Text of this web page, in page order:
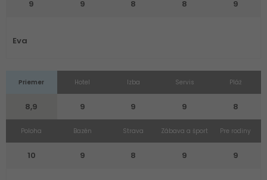
9 9 8 8 9
Eva
Priemer
8,9
Hotel
9
Izba
9
Servis
9
Pláž
8
Poloha
10
Bazén
9
Strava
8
Zábava a šport
9
Pre rodiny
9